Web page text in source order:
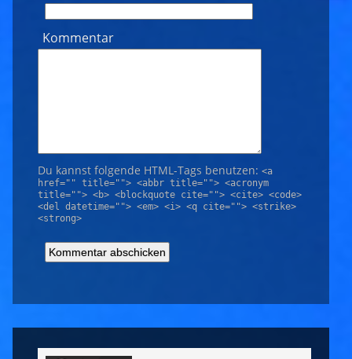
Kommentar
Du kannst folgende HTML-Tags benutzen: <a
href="" title=""> <abbr title=""> <acronym
title=""> <b> <blockquote cite=""> <cite> <code>
<del datetime=""> <em> <i> <q cite=""> <strike>
<strong>